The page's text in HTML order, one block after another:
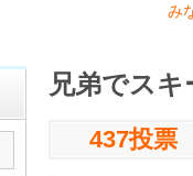
み
兄弟でス
437投票